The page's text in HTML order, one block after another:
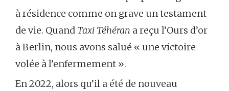
à résidence comme on grave un testament
de vie. Quand Taxi Téhéran a reçu l’Ours d’or
à Berlin, nous avons salué « une victoire
volée à l’enfermement ».
En 2022, alors qu’il a été de nouveau